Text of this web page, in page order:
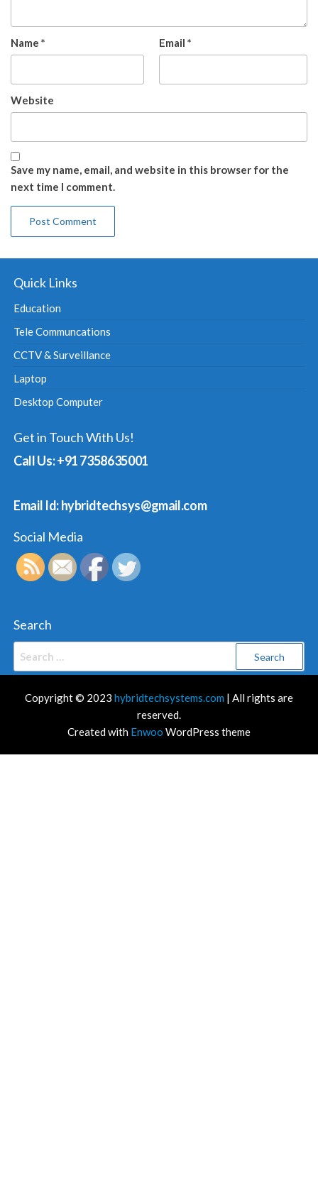
Name * Email *
Website
Save my name, email, and website in this browser for the
next time I comment.
Quick Links
Education
Tele Communcations
CCTV & Surveillance
Laptop
Desktop Computer
Get in Touch With Us!
Call Us: +91 7358635001
Email Id: hybridtechsys@gmail.com
Social Media
Search
Copyright © 2023 hybridtechsystems.com | All rights are
reserved.
Created with Enwoo WordPress theme